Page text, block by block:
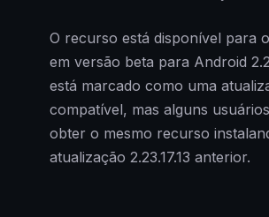
O recurso está disponível para
em versão beta para Android
está marcado como uma
compatível, mas alguns
obter o mesmo recurso
atualização 2.23.17.13 anterior.